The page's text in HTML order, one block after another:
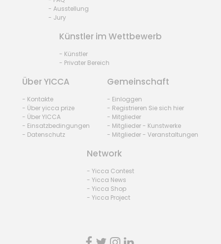
- Ausstellung
- Jury
Künstler im Wettbewerb
- Künstler
- Privater Bereich
Über YICCA
- Kontakte
- Über yicca prize
- Über YICCA
- Einsatzbedingungen
- Datenschutz
Gemeinschaft
- Einloggen
- Registrieren Sie sich hier
- Mitglieder
- Mitglieder - Kunstwerke
- Mitglieder - Veranstaltungen
Network
- Yicca Contest
- Yicca News
- Yicca Shop
- Yicca Project